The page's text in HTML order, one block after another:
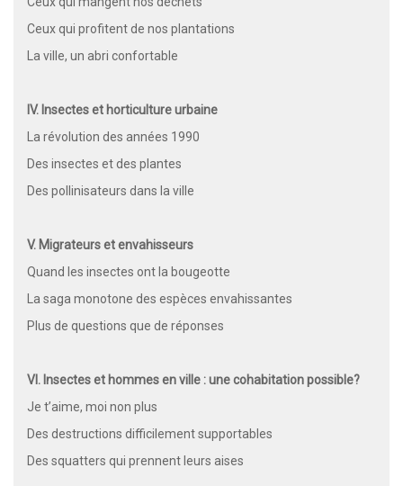
Ceux qui profitent de nos plantations
La ville, un abri confortable
IV. Insectes et horticulture urbaine
La révolution des années 1990
Des insectes et des plantes
Des pollinisateurs dans la ville
V. Migrateurs et envahisseurs
Quand les insectes ont la bougeotte
La saga monotone des espèces envahissantes
Plus de questions que de réponses
VI. Insectes et hommes en ville : une cohabitation possible?
Je t’aime, moi non plus
Des destructions difficilement supportables
Des squatters qui prennent leurs aises